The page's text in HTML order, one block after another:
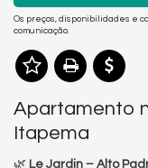
Os preços, disponibilidades e
comunicação.
Apartamento
Itapema
🌿 Le Jardin – Alto